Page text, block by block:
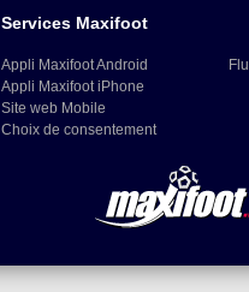
Services Maxifoot
Appli Maxifoot Android
Appli Maxifoot iPhone
Site web Mobile
Choix de consentement